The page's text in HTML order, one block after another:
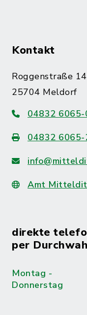
Kontakt
Roggenstraße 14
25704 Meldorf
04832 6065-
04832 6065-
Amt
direkte
per
Montag -
Donnerstag